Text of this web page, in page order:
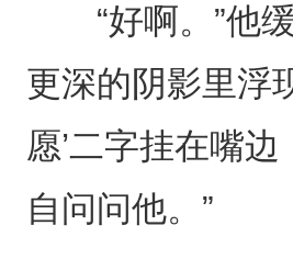
“好啊。”他缓
更深的阴影里浮
愿’二字挂在嘴
自问问他。”